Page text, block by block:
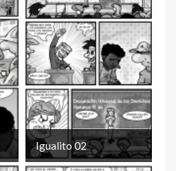
Igualito 02